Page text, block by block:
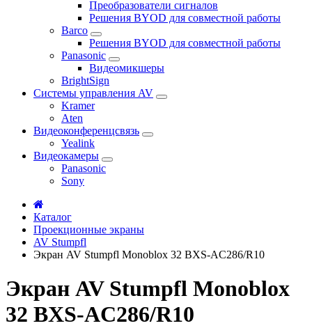
Преобразователи сигналов
Решения BYOD для совместной работы
Barco
Решения BYOD для совместной работы
Panasonic
Видеомикшеры
BrightSign
Системы управления AV
Kramer
Aten
Видеоконференцсвязь
Yealink
Видеокамеры
Panasonic
Sony
Каталог
Проекционные экраны
AV Stumpfl
Экран AV Stumpfl Monoblox 32 BXS-AC286/R10
Экран AV Stumpfl Monoblox
32 BXS-AC286/R10